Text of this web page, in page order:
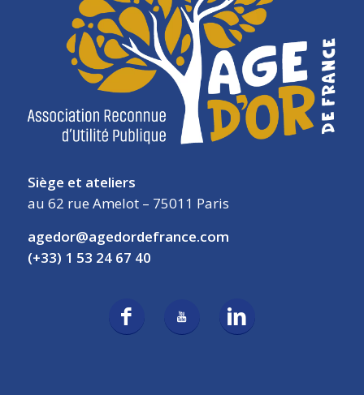
Siège et ateliers
au 62 rue Amelot – 75011 Paris
agedor@agedordefrance.com
(+33) 1 53 24 67 40